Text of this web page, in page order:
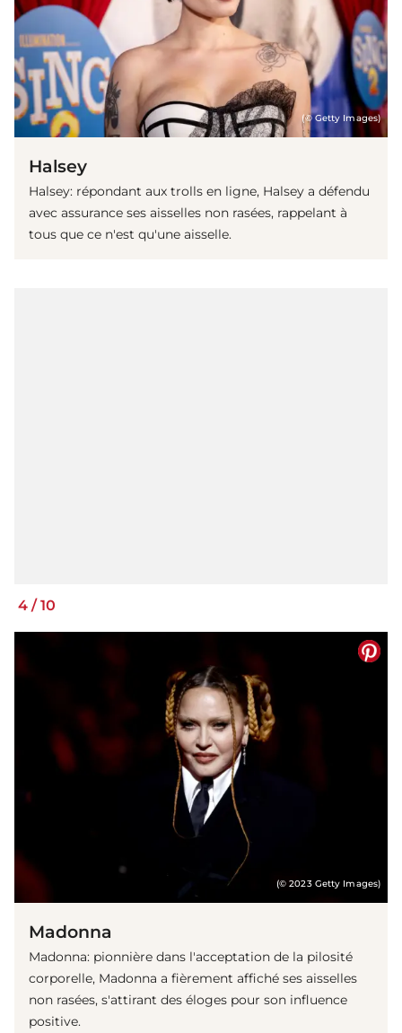
(© Getty Images)
Halsey
Halsey: répondant aux trolls en ligne, Halsey a défendu
avec assurance ses aisselles non rasées, rappelant à
tous que ce n'est qu'une aisselle.
4 /10
(© 2023 Getty Images)
Madonna
Madonna: pionnière dans l'acceptation de la pilosité
corporelle, Madonna a fièrement affiché ses aisselles
non rasées, s'attirant des éloges pour son influence
positive.